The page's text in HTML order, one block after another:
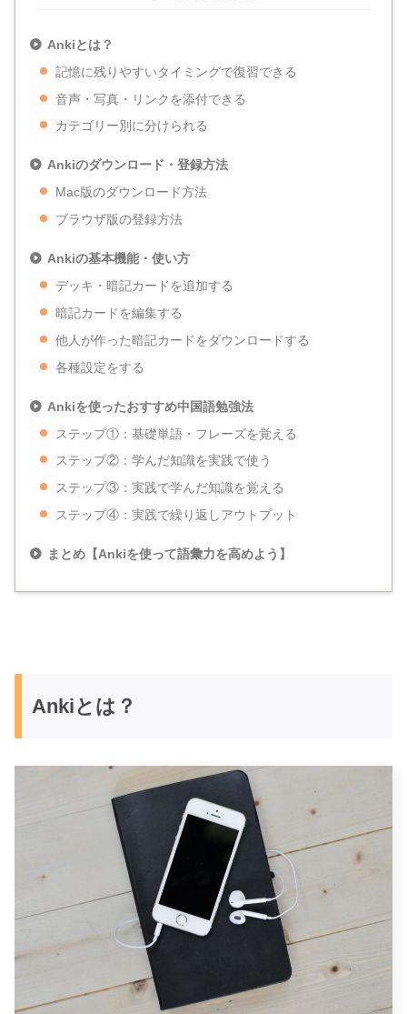
Ankiとは？
記憶に残りやすいタイミングで復習できる
音声・写真・リンクを添付できる
カテゴリー別に分けられる
Ankiのダウンロード・登録方法
Mac版のダウンロード方法
ブラウザ版の登録方法
Ankiの基本機能・使い方
デッキ・暗記カードを追加する
暗記カードを編集する
他人が作った暗記カードをダウンロードする
各種設定をする
Ankiを使ったおすすめ中国語勉強法
ステップ①：基礎単語・フレーズを覚える
ステップ②：学んだ知識を実践で使う
ステップ③：実践で学んだ知識を覚える
ステップ④：実践で繰り返しアウトプット
まとめ【Ankiを使って語彙力を高めよう】
Ankiとは？